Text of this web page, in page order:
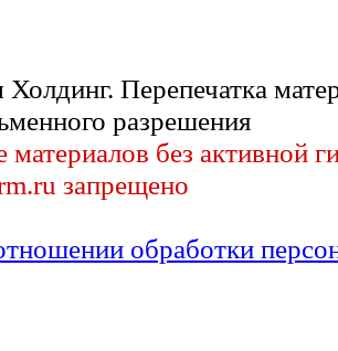
Перепечатка
разрешения
без активной
запрещено
обработки